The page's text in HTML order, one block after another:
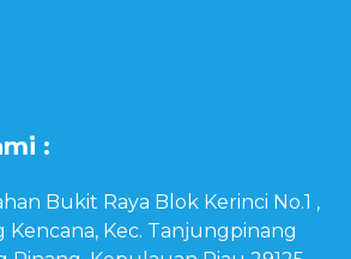
:
Bukit Raya Blok Kerinci No.1 ,
Kencana, Kec. Tanjungpinang